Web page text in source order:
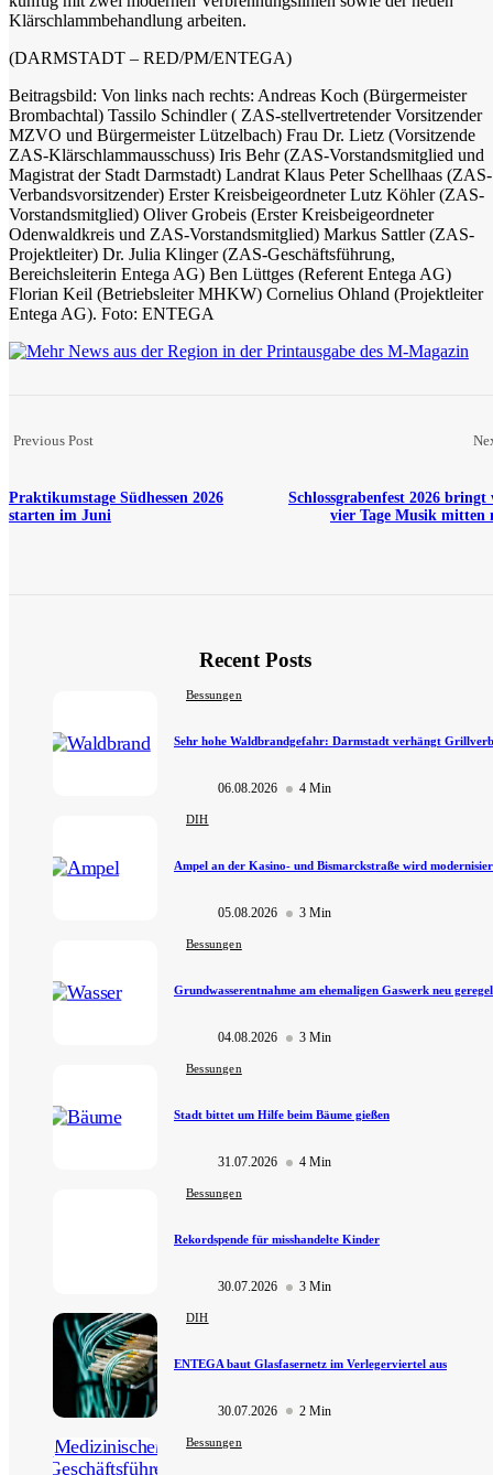
Klärschlammbehandlung arbeiten.
(DARMSTADT – RED/PM/ENTEGA)
Beitragsbild: Von links nach rechts: Andreas Koch (Bürgermeister
Brombachtal) Tassilo Schindler ( ZAS-stellvertretender Vorsitzender
MZVO und Bürgermeister Lützelbach) Frau Dr. Lietz (Vorsitzende
ZAS-Klärschlammausschuss) Iris Behr (ZAS-Vorstandsmitglied und
Magistrat der Stadt Darmstadt) Landrat Klaus Peter Schellhaas (ZAS-
Verbandsvorsitzender) Erster Kreisbeigeordneter Lutz Köhler (ZAS-
Vorstandsmitglied) Oliver Grobeis (Erster Kreisbeigeordneter
Odenwaldkreis und ZAS-Vorstandsmitglied) Markus Sattler (ZAS-
Projektleiter) Dr. Julia Klinger (ZAS-Geschäftsführung,
Bereichsleiterin Entega AG) Ben Lüttges (Referent Entega AG)
Florian Keil (Betriebsleiter MHKW) Cornelius Ohland (Projektleiter
Entega AG). Foto: ENTEGA
Previous Post
Praktikumstage Südhessen 2026
starten im Juni
Schlossgrabenfest 2026 bringt
vier Tage Musik mitten
Recent Posts
Bessungen
Sehr hohe Waldbrandgefahr: Darmstadt verhängt
06.08.2026 4 Min
DIH
Ampel an der Kasino- und Bismarckstraße wird
05.08.2026 3 Min
Bessungen
Grundwasserentnahme am ehemaligen Gaswerk neu
04.08.2026 3 Min
Bessungen
Stadt bittet um Hilfe beim Bäume gießen
31.07.2026 4 Min
Bessungen
Rekordspende für misshandelte Kinder
30.07.2026 3 Min
DIH
ENTEGA baut Glasfasernetz im Verlegerviertel aus
30.07.2026 2 Min
Bessungen